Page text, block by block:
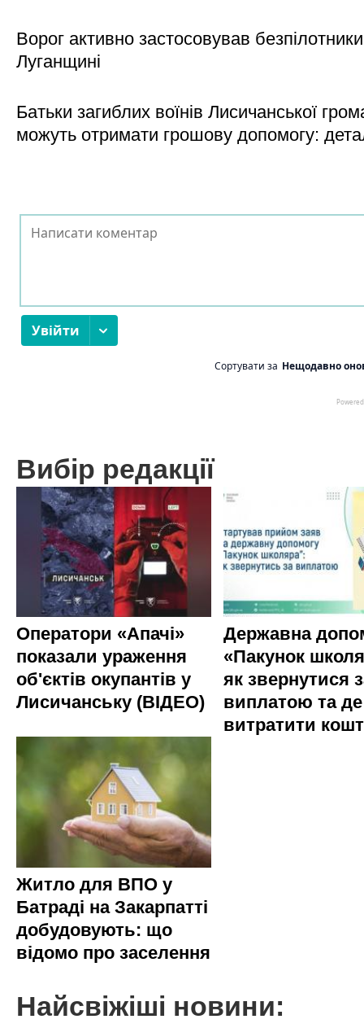
Ворог активно застосовував
Луганщині
Батьки загиблих воїнів Лисичанської
можуть отримати грошову допомогу:
Вибір редакції
Оператори «Апачі»
показали ураження
об'єктів окупантів у
Лисичанську (ВІДЕО)
Державна
«Пакунок
як звернутися
виплатою та де
витратити
Житло для ВПО у
Батраді на Закарпатті
добудовують: що
відомо про заселення
Найсвіжіші новини: